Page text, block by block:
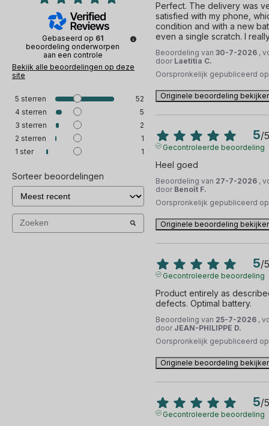
Gebaseerd op 61
beoordeling onderworpen
aan een controle
Bekijk alle beoordelingen op deze
site
5 sterren
52
4 sterren
5
3 sterren
2
2 sterren
1
1 ster 1
Sorteer beoordelingen
Perfect. The delivery was
satisfied with my phone,
condition and with a new
even a single scratch. I
Beoordeling van 30-7-2026 ,
door Laetitia C.
Oorspronkelijk gepubliceerd
Originele beoordeling
5/5
Gecontroleerde beoordeling
Heel goed
Beoordeling van 27-7-2026 ,
door Benoît F.
Oorspronkelijk gepubliceerd
Originele beoordeling
5/5
Gecontroleerde beoordeling
Product entirely as
defects. Optimal battery.
Beoordeling van 25-7-2026 ,
door JEAN-PHILIPPE D.
Oorspronkelijk gepubliceerd
Originele beoordeling
5/5
Gecontroleerde beoordeling